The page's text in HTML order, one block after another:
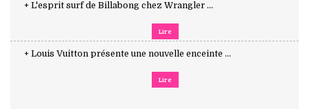
+ L'esprit surf de Billabong chez Wrangler ...
Lire
+ Louis Vuitton présente une nouvelle enceinte ...
Lire